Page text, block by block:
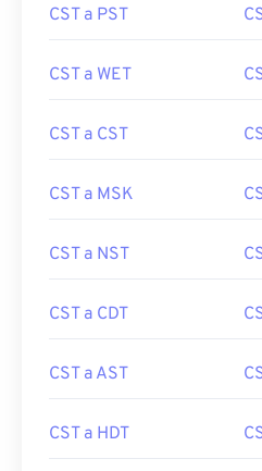
CST a PST
CST a WET
CST a CST
CST a MSK
CST a NST
CST a CDT
CST a AST
CST a HDT